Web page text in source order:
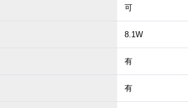
可
8.1W
有
有